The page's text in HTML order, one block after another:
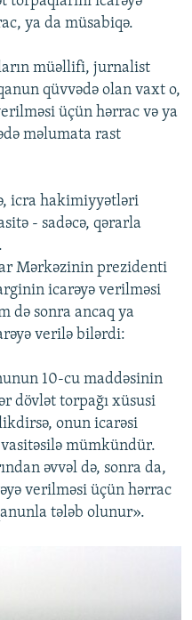
ya da müsabiqə.
müəllifi, jurnalist
qüvvədə olan vaxt o,
üçün hərrac və ya
məlumata rast
icra hakimiyyətləri
- sadəcə, qərarla
Mərkəzinin prezidenti
icarəyə verilməsi
də sonra ancaq ya
verilə bilərdi:
10-cu maddəsinin
dövlət torpağı xüsusi
onun icarəsi
mümkündür.
əvvəl də, sonra da,
verilməsi üçün hərrac
tələb olunur».